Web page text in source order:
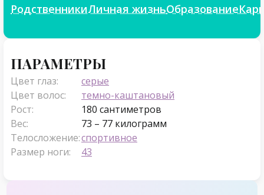
РодственникиЛичная жизньОбразование
ПАРАМЕТРЫ
Цвет глаз:
серые
Цвет волос:
темно-каштановый
Рост:
180 сантиметров
Вес:
73 – 77 килограмм
Телосложение:спортивное
Размер ноги:
43